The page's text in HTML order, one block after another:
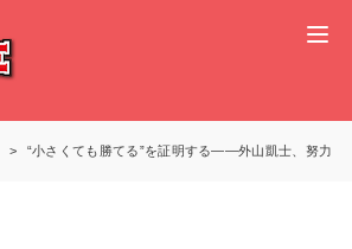
“小さくても勝てる”を証明する――外山凱士、努力と